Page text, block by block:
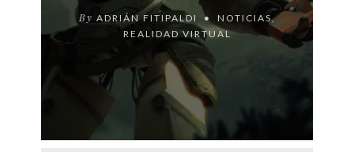
By ADRIÁN FITIPALDI NOTICIAS,
REALIDAD VIRTUAL